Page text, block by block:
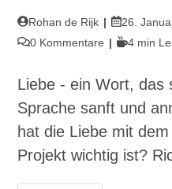
Beitrags-
Autor:
Rohan de Rijk
Beitrag
veröffentlicht:
26.
Beitrags-
0 Kommentare 4 min
Liebe - ein Wort, das
Sprache sanft und
hat die Liebe mit
Projekt wichtig ist?